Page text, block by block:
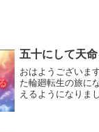
五十にして天
おはようございま
た輪廻転生の旅に
えるようになりま